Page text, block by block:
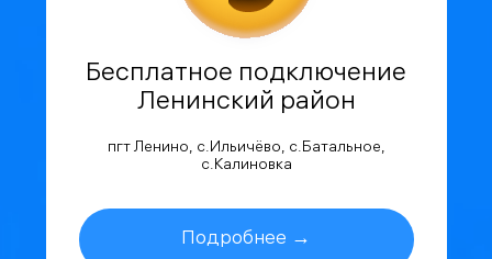
Бесплатное подключение
Ленинский район
пгт Ленино, с.Ильичёво, с.Батальное,
с.Калиновка
Подробнее →